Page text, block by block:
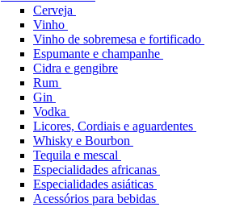
Cerveja
Vinho
Vinho de sobremesa e fortificado
Espumante e champanhe
Cidra e gengibre
Rum
Gin
Vodka
Licores, Cordiais e aguardentes
Whisky e Bourbon
Tequila e mescal
Especialidades africanas
Especialidades asiáticas
Acessórios para bebidas